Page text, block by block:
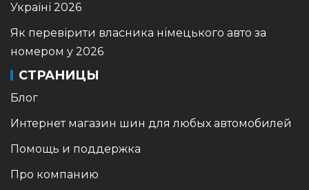
Україні 2026
Як перевірити власника німецького авто за
номером у 2026
СТРАНИЦЫ
Блог
Интернет магазин шин для любых автомобилей
Помощь и поддержка
Про компанию